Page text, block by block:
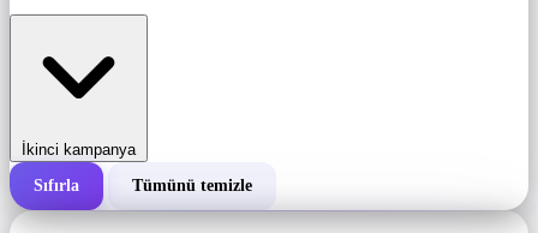
İkinci kampanya
Bir kampanyanın toplam maliyeti
Sıfırla Tümünü temizle